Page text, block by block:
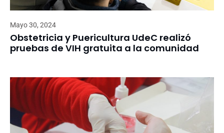
Mayo 30, 2024
Obstetricia y Puericultura UdeC realizó
pruebas de VIH gratuita a la comunidad